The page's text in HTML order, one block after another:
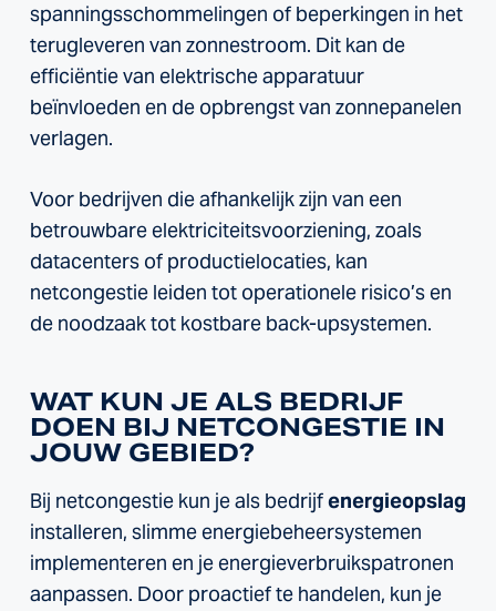
spanningsschommelingen of beperkingen in het
terugleveren van zonnestroom. Dit kan de
efficiëntie van elektrische apparatuur
beïnvloeden en de opbrengst van zonnepanelen
verlagen.
Voor bedrijven die afhankelijk zijn van een
betrouwbare elektriciteitsvoorziening, zoals
datacenters of productielocaties, kan
netcongestie leiden tot operationele risico’s en
de noodzaak tot kostbare back-upsystemen.
WAT KUN JE ALS BEDRIJF
DOEN BIJ NETCONGESTIE IN
JOUW GEBIED?
Bij netcongestie kun je als bedrijfenergieopslag
installeren, slimme energiebeheersystemen
implementeren en je energieverbruikspatronen
aanpassen. Door proactief te handelen, kun je